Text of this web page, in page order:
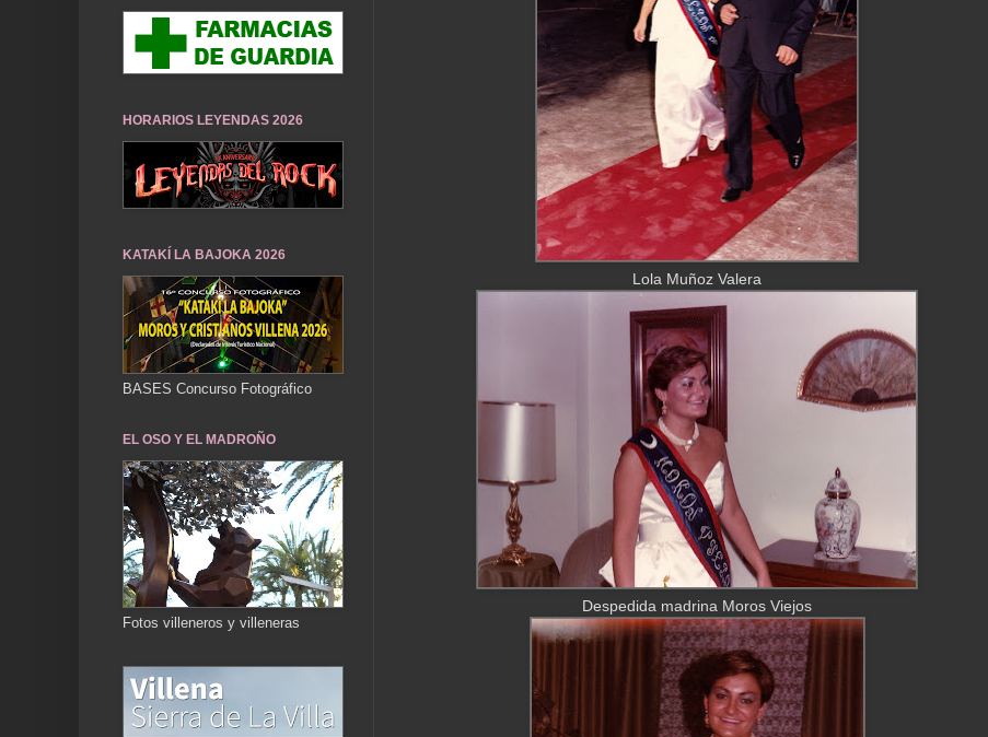
Lola Muñoz Valera
Despedida madrina Moros Viejos
HORARIOS LEYENDAS 2026
KATAKÍ LA BAJOKA 2026
BASES Concurso Fotográfico
EL OSO Y EL MADROÑO
Fotos villeneros y villeneras